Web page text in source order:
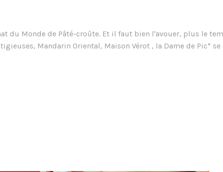
du Monde de Pâté-croûte. Et il faut bien l'avouer, plus le
Mandarin Oriental, Maison Vérot , la Dame de Pic*